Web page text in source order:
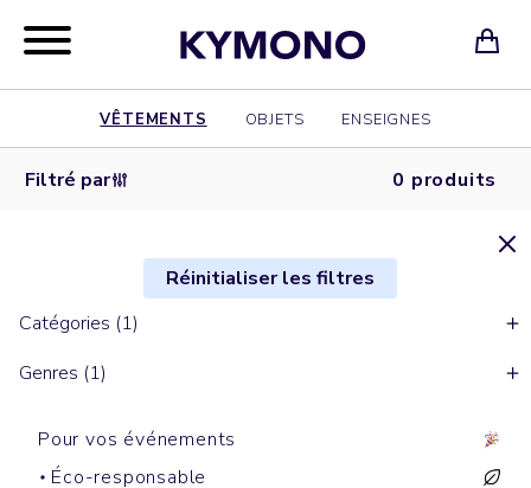
VÊTEMENTS OBJETS ENSEIGNES
Filtré par 0 produits
Réinitialiser les filtres
Catégories (1)
Genres (1)
Pour vos événements
Éco-responsable